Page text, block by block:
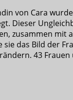
von Cara
Dieser
zusammen mit
das Bild der
43 Frauen